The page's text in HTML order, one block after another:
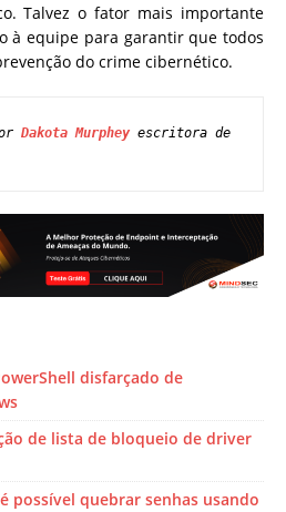
Talvez o fator mais importante
à equipe para garantir que todos
do crime cibernético.
Dakota Murphey escritora de
disfarçado de
de lista de bloqueio de driver
possível quebrar senhas usando